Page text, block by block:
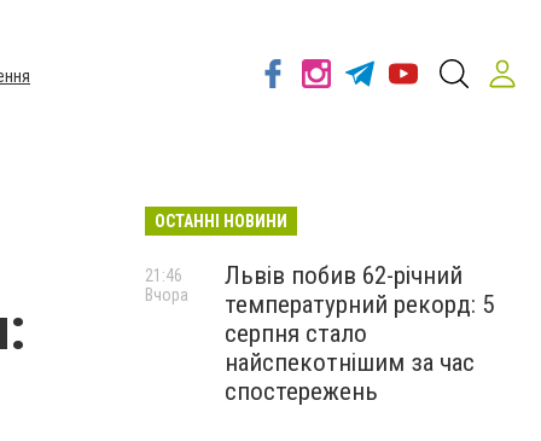
ОСТАННІ НОВИНИ
Львів побив 62-річний
температурний рекорд: 5
серпня стало
найспекотнішим за час
спостережень
21:46
Вчора